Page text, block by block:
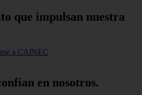
que impulsan nuestra
a CAINEC
en nosotros.